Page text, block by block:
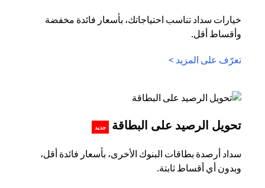
خيارات سداد تناسب احتياجاتك، بأسعار فائدة مخفضة
وأقساط أقل.
تعرّف على المزيد >
تحويل الرصيد على البطاقة جديد in a new tab
سداد أرصدة بطاقات البنوك الأخرى، بأسعار فائدة أقل،
وبدون أي أقساط ثابتة.